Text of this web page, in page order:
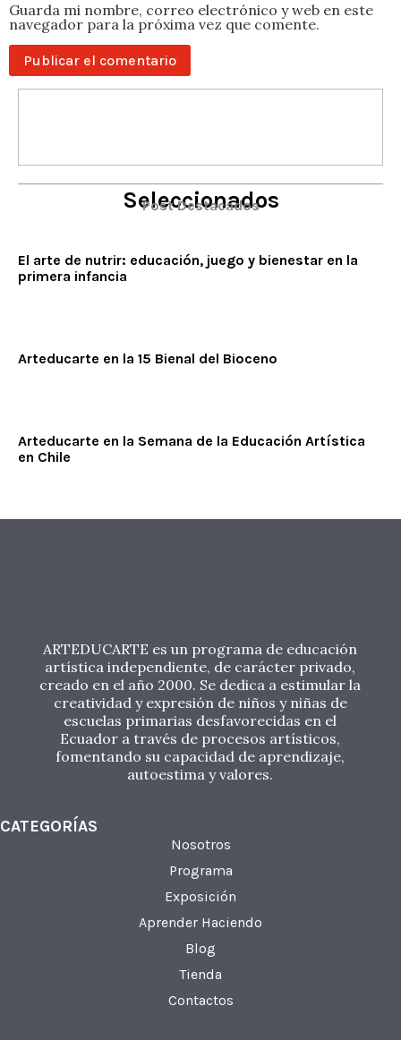
Guarda mi nombre, correo electrónico y web en este
navegador para la próxima vez que comente.
Seleccionados
Post Destacados
El arte de nutrir: educación, juego y bienestar en la
primera infancia
Arteducarte en la 15 Bienal del Bioceno
Arteducarte en la Semana de la Educación Artística
en Chile
ARTEDUCARTE es un programa de educación
artística independiente, de carácter privado,
creado en el año 2000. Se dedica a estimular la
creatividad y expresión de niños y niñas de
escuelas primarias desfavorecidas en el
Ecuador a través de procesos artísticos,
fomentando su capacidad de aprendizaje,
autoestima y valores.
CATEGORÍAS
Nosotros
Programa
Exposición
Aprender Haciendo
Blog
Tienda
Contactos